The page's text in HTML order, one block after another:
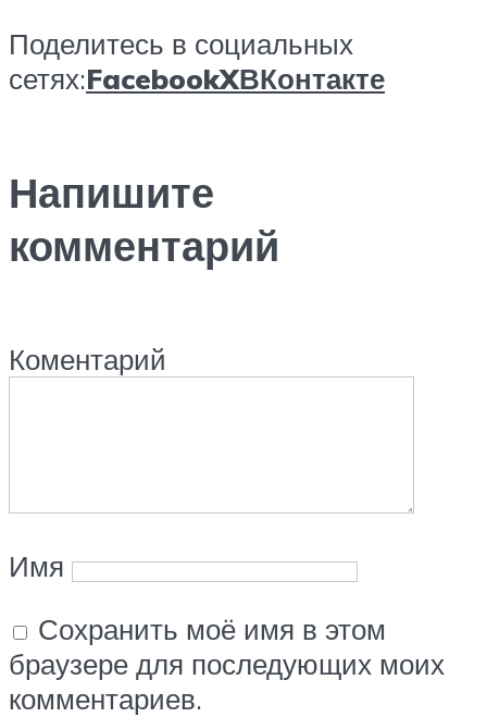
Поделитесь в социальных
сетях:FacebookXВКонтакте
Напишите
комментарий
Коментарий
Имя
Сохранить моё имя в этом
браузере для последующих моих
комментариев.